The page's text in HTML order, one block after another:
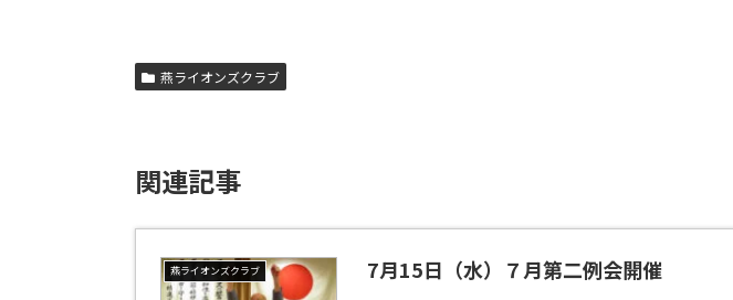
燕ライオンズクラブ
関連記事
燕ライオンズクラブ 7月15日（水）７月第二例会開催